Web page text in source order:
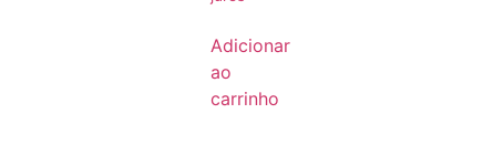
Adicionar
ao
carrinho